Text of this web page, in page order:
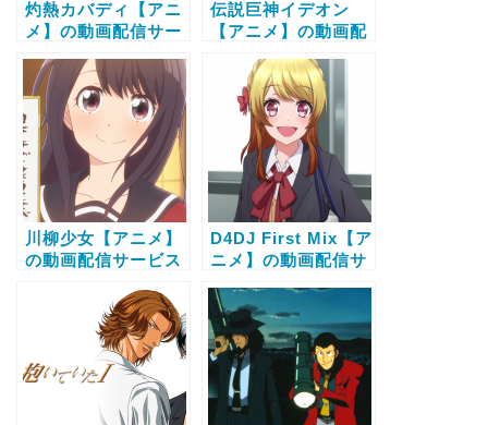
灼熱カバディ【アニ
メ】の動画配信サー
話視聴する方法
伝説巨神イデオン
【アニメ】の動画配
料で全話視聴する方
川柳少女【アニメ】
の動画配信サービス
聴する方法
D4DJ First Mix【ア
ニメ】の動画配信サ
全話視聴する方法